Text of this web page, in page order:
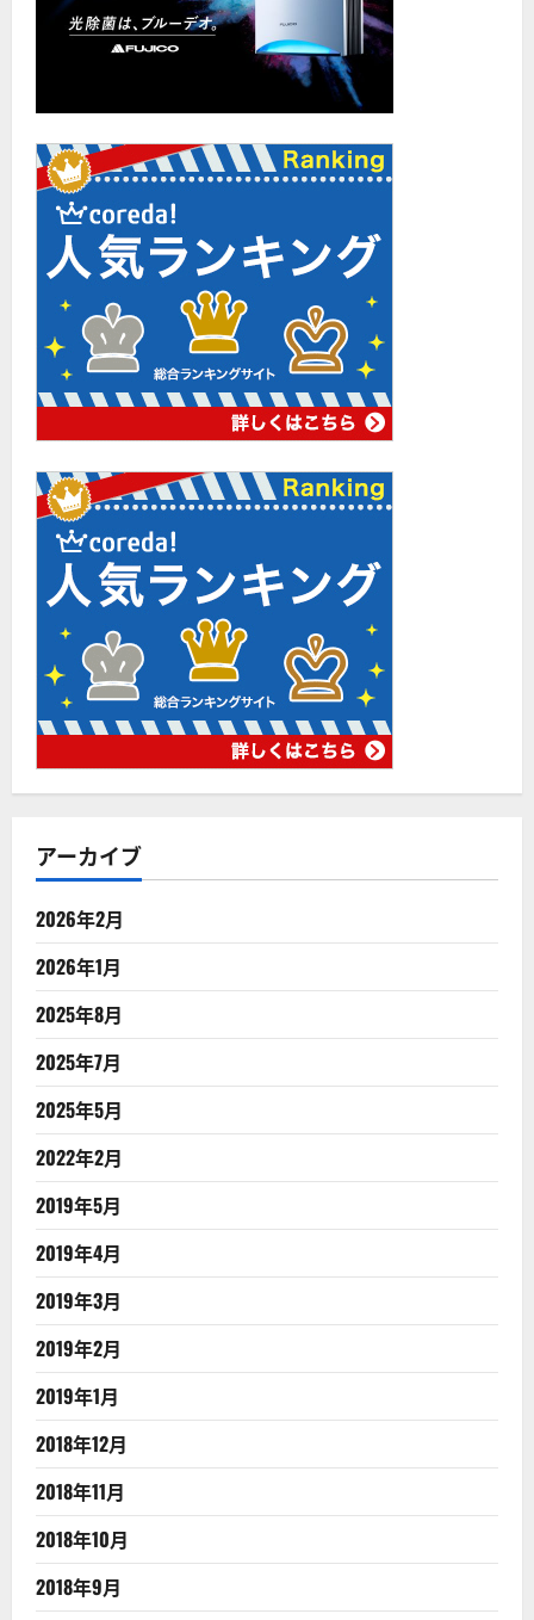
アーカイブ
2026年2月
2026年1月
2025年8月
2025年7月
2025年5月
2022年2月
2019年5月
2019年4月
2019年3月
2019年2月
2019年1月
2018年12月
2018年11月
2018年10月
2018年9月